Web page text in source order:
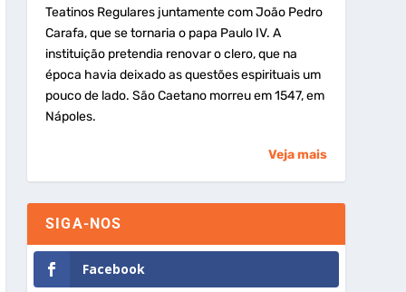
Teatinos Regulares juntamente com João Pedro
Carafa, que se tornaria o papa Paulo IV. A
instituição pretendia renovar o clero, que na
época havia deixado as questões espirituais um
pouco de lado. São Caetano morreu em 1547, em
Nápoles.
Veja mais
SIGA-NOS
Facebook